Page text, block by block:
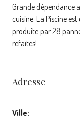
Grande dépendance
cuisine. La Piscine
produite par 28
refaites!
Adresse
Ville: